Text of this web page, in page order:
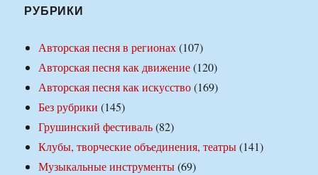
РУБРИКИ
Авторская песня в регионах(107)
Авторская песня как движение(120)
Авторская песня как искусство(169)
Без рубрики (145)
Грушинский фестиваль(82)
Клубы, творческие объединения, театры(141)
Музыкальные инструменты(69)